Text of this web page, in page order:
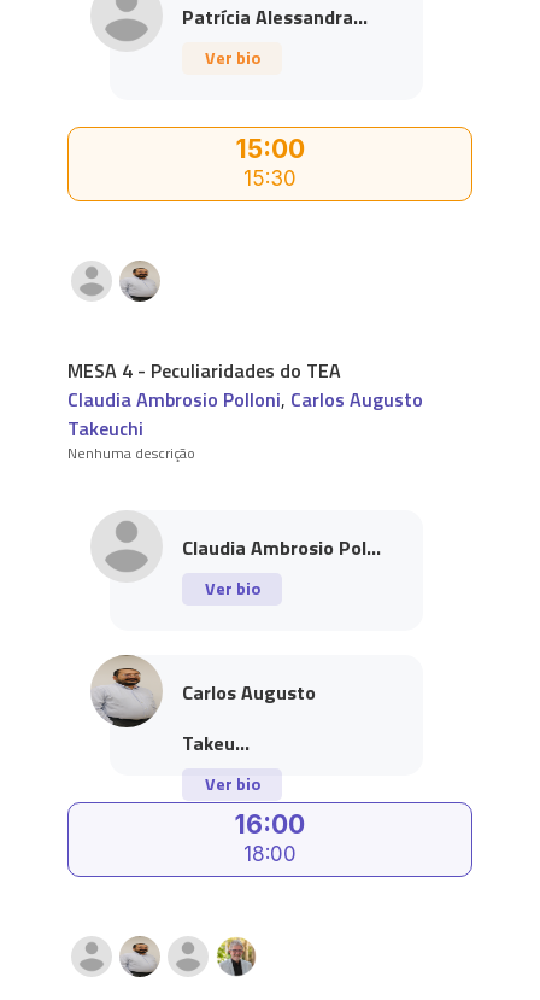
15:00
15:30
Patrícia Alessandra...
Ver bio
16:00
18:00
MESA 4 - Peculiaridades do TEA
Claudia Ambrosio Polloni, Carlos Augusto
Takeuchi
Nenhuma descrição
Claudia Ambrosio Pol...
Ver bio
Carlos Augusto
Takeu...
Ver bio